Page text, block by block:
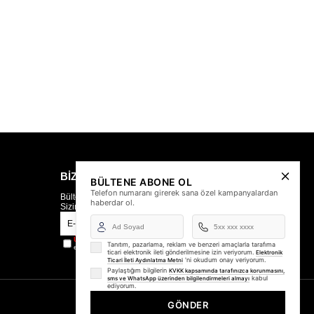
BİZDEN HABERLER
Bültenimize Üye Olun ! Tüm İndirim ve Fırsatlardan İlk
Sizin Haberiniz Olsun !
Gönder
Üyelik koşullarınıvekişisel verileriminkorunmasını kabul
ediyorum.
hoodiemouse.com- Tüm Hakları Saklıdır.
BÜLTENE ABONE OL
Telefon numaranı girerek sana özel kampanyalardan
haberdar ol.
Tanıtım, pazarlama, reklam ve benzeri amaçlarla tarafıma
ticari elektronik ileti gönderilmesine izin veriyorum. Elektronik
Ticari İleti Aydınlatma Metni 'ni okudum onay veriyorum.
Paylaştığım bilgilerin KVKK kapsamında tarafınızca korunmasını,
sms ve WhatsApp üzerinden bilgilendirmeleri almayı kabul
ediyorum.
GÖNDER